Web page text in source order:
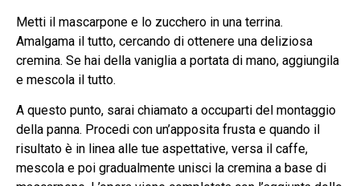
Metti il mascarpone e lo zucchero in una terrina.
Amalgama il tutto, cercando di ottenere una deliziosa
cremina. Se hai della vaniglia a portata di mano, aggiungila
e mescola il tutto.
A questo punto, sarai chiamato a occuparti del montaggio
della panna. Procedi con un’apposita frusta e quando il
risultato è in linea alle tue aspettative, versa il caffe,
mescola e poi gradualmente unisci la cremina a base di